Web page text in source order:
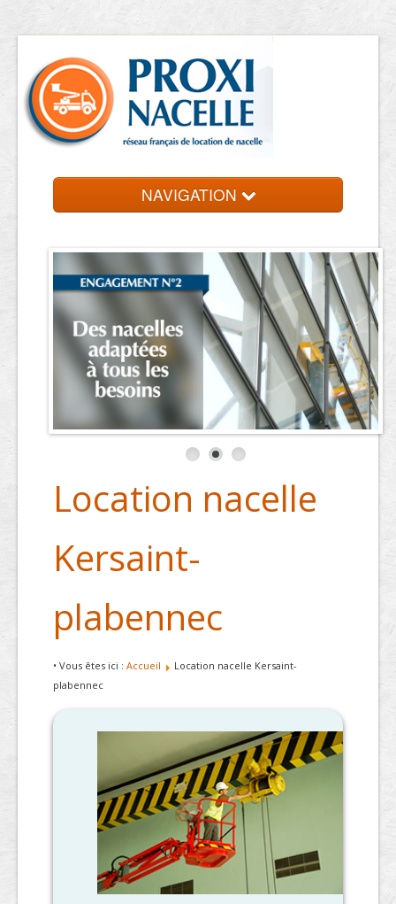
NAVIGATION
Location de nacelle
Contact et devis
Location nacelle
Kersaint-
plabennec
• Vous êtes ici : Accueil
Location nacelle Kersaint-
plabennec